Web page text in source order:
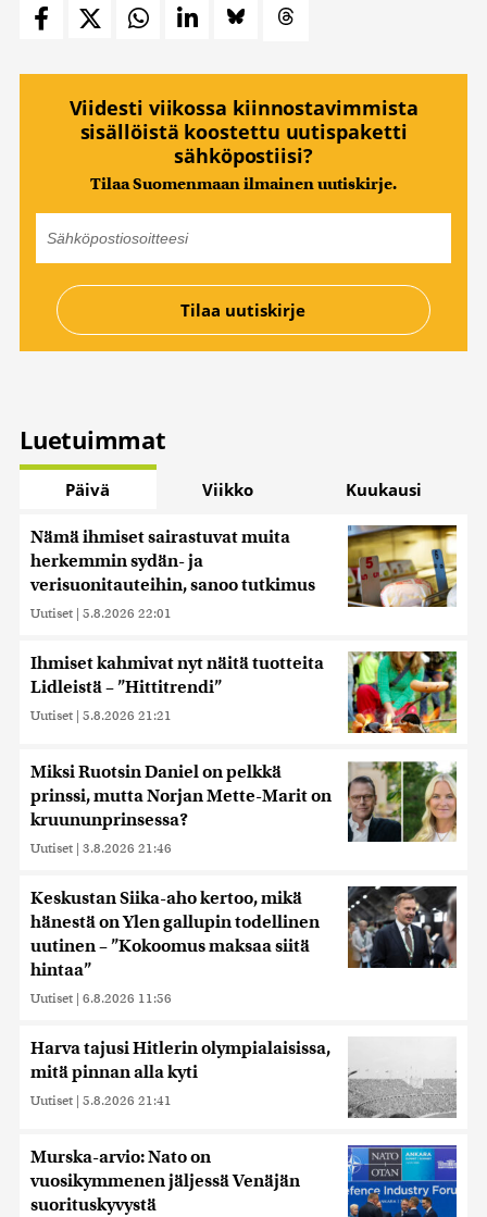
Viidesti viikossa kiinnostavimmista
sisällöistä koostettu uutispaketti
sähköpostiisi?
Tilaa Suomenmaan ilmainen uutiskirje.
Luetuimmat
Päivä Viikko Kuukausi
Nämä ihmiset sairastuvat muita
herkemmin sydän- ja
verisuonitauteihin, sanoo tutkimus
Uutiset | 5.8.2026 22:01
Ihmiset kahmivat nyt näitä tuotteita
Lidleistä – ”Hittitrendi”
Uutiset | 5.8.2026 21:21
Miksi Ruotsin Daniel on pelkkä
prinssi, mutta Norjan Mette-Marit on
kruununprinsessa?
Uutiset | 3.8.2026 21:46
Keskustan Siika-aho kertoo, mikä
hänestä on Ylen gallupin todellinen
uutinen – ”Kokoomus maksaa siitä
hintaa”
Uutiset | 6.8.2026 11:56
Harva tajusi Hitlerin olympialaisissa,
mitä pinnan alla kyti
Uutiset | 5.8.2026 21:41
Murska-arvio: Nato on
vuosikymmenen jäljessä Venäjän
suorituskyvystä